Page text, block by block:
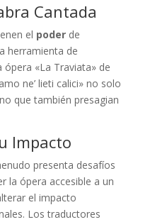
Cantada
el poderde
herramienta de
«La Traviata» de
ne’ lieti calici» no solo
que también presagian
Impacto
presenta desafíos
la ópera accesible a un
el impacto
Los traductores